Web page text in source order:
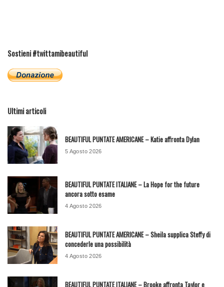
Sostieni #twittamibeautiful
Ultimi articoli
BEAUTIFUL PUNTATE AMERICANE – Katie affronta Dylan
5 Agosto 2026
BEAUTIFUL PUNTATE ITALIANE – La Hope for the future
ancora sotto esame
4 Agosto 2026
BEAUTIFUL PUNTATE AMERICANE – Sheila supplica Steffy di
concederle una possibilità
4 Agosto 2026
BEAUTIFUL PUNTATE ITALIANE – Brooke affronta Taylor e